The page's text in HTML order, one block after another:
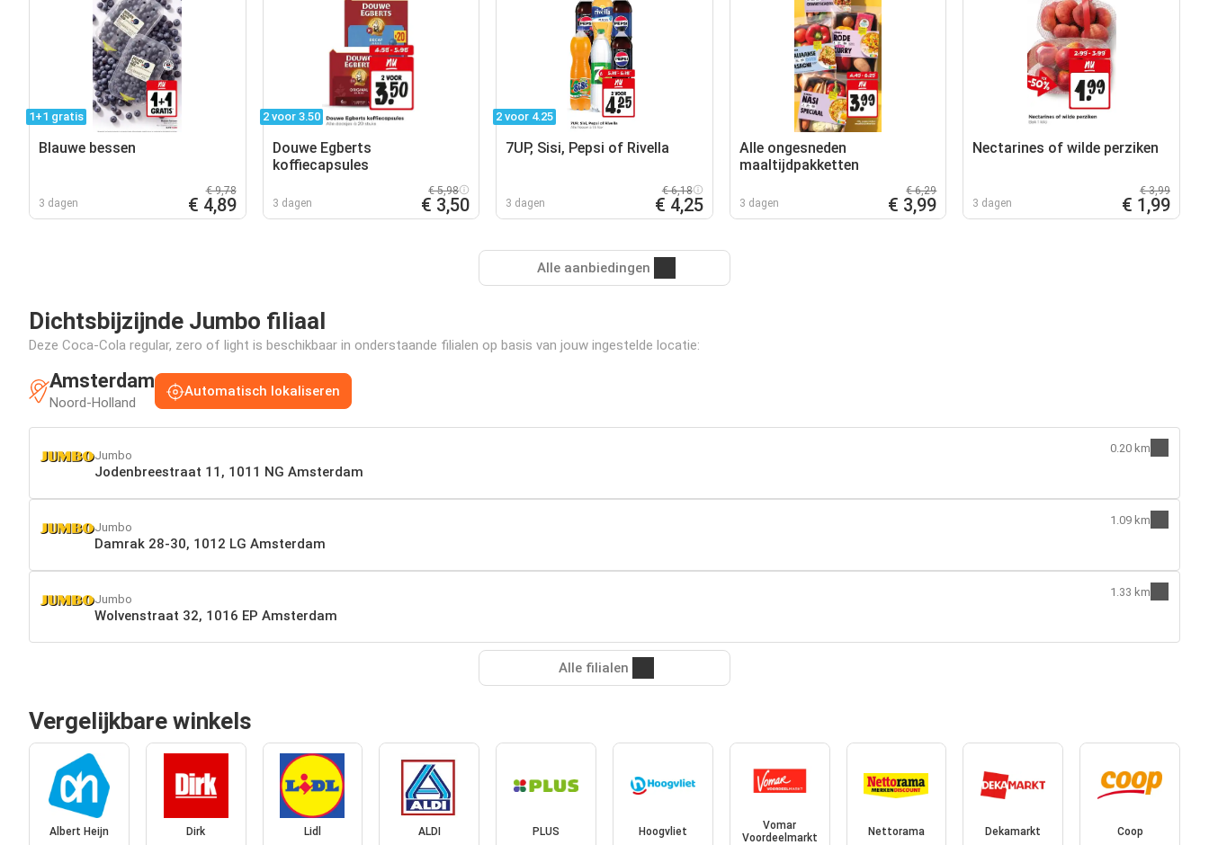
1+1 gratis
Blauwe bessen
3 dagen
€ 9,78
€ 4,89
2 voor 3.50
Douwe Egberts
koffiecapsules
3 dagen
€ 5,98
€ 3,50
2 voor 4.25
7UP, Sisi, Pepsi of Rivella
3 dagen
€ 6,18
€ 4,25
Alle ongesneden
maaltijdpakketten
3 dagen
€ 6,29
€ 3,99
Nectarines of wilde perziken
3 dagen
€ 3,99
€ 1,99
Alle aanbiedingen
Dichtsbijzijnde Jumbo filiaal
Deze Coca-Cola regular, zero of light is beschikbaar in onderstaande filialen op basis van jouw ingestelde locatie:
Amsterdam
Noord-Holland
Automatisch lokaliseren
Jumbo
Jodenbreestraat 11, 1011 NG Amsterdam
0.20 km
Jumbo
Damrak 28-30, 1012 LG Amsterdam
1.09 km
Jumbo
Wolvenstraat 32, 1016 EP Amsterdam
1.33 km
Alle filialen
Vergelijkbare winkels
Albert Heijn Dirk Lidl ALDI PLUS Hoogvliet
Vomar
Voordeelmarkt
Nettorama Dekamarkt Coop